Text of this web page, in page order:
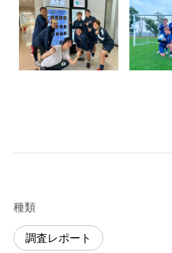
種類
調査レポート